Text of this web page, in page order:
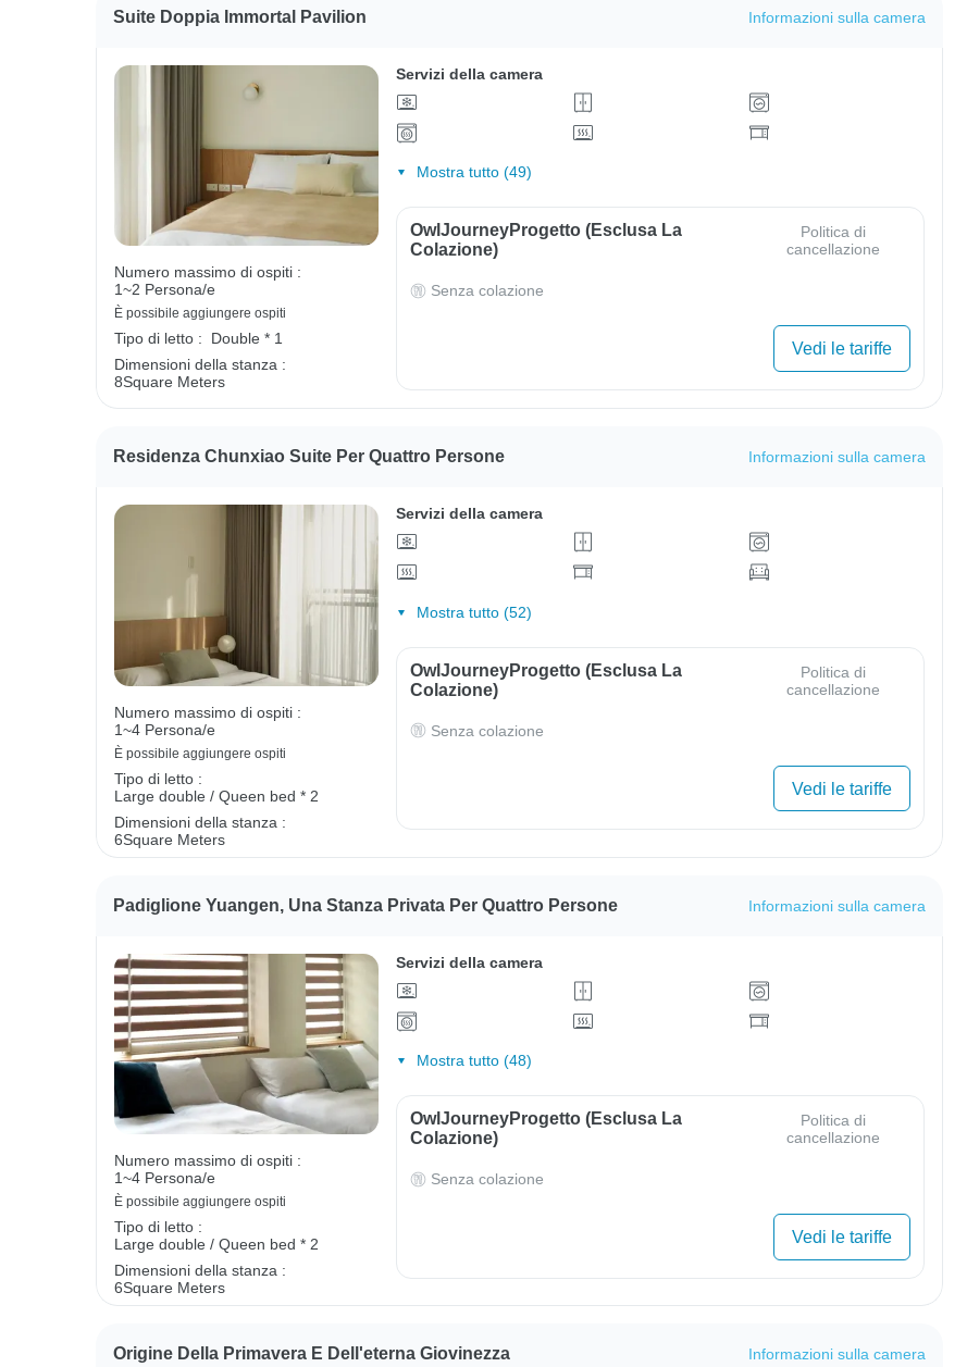
Suite Doppia Immortal Pavilion Informazioni sulla camera
Numero massimo di ospiti :
1~2 Persona/e
È possibile aggiungere ospiti
Tipo di letto :
Double * 1
Dimensioni della stanza :
8Square Meters
Servizi della camera
Mostra tutto (49)
OwlJourneyProgetto (esclusa La
Colazione)
Politica di
cancellazione
Senza colazione
Vedi le tariffe
Residenza Chunxiao Suite Per Quattro Persone Informazioni sulla camera
Numero massimo di ospiti :
1~4 Persona/e
È possibile aggiungere ospiti
Tipo di letto :
Large double / Queen bed * 2
Dimensioni della stanza :
6Square Meters
Servizi della camera
Mostra tutto (52)
OwlJourneyProgetto (esclusa La
Colazione)
Politica di
cancellazione
Senza colazione
Vedi le tariffe
Padiglione Yuangen, Una Stanza Privata Per Quattro Persone Informazioni sulla camera
Numero massimo di ospiti :
1~4 Persona/e
È possibile aggiungere ospiti
Tipo di letto :
Large double / Queen bed * 2
Dimensioni della stanza :
6Square Meters
Servizi della camera
Mostra tutto (48)
OwlJourneyProgetto (esclusa La
Colazione)
Politica di
cancellazione
Senza colazione
Vedi le tariffe
Origine Della Primavera E Dell'eterna Giovinezza Informazioni sulla camera